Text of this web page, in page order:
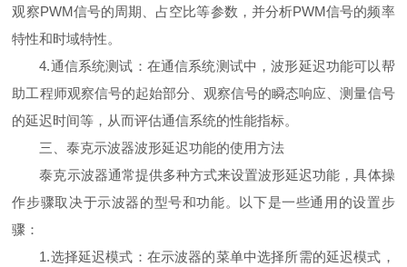
观察PWM信号的周期、占空比等参数，并分析PWM信号的频率
特性和时域特性。
4.通信系统测试：在通信系统测试中，波形延迟功能可以帮
助工程师观察信号的起始部分、观察信号的瞬态响应、测量信号
的延迟时间等，从而评估通信系统的性能指标。
三、泰克示波器波形延迟功能的使用方法
泰克示波器通常提供多种方式来设置波形延迟功能，具体操
作步骤取决于示波器的型号和功能。以下是一些通用的设置步
骤：
1.选择延迟模式：在示波器的菜单中选择所需的延迟模式，